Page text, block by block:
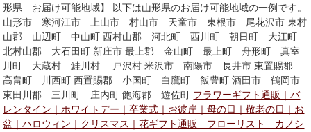
形県 お届け可能地域】 以下は山形県のお届け可能地域の一例です。
山形市 寒河江市 上山市 村山市 天童市 東根市 尾花沢市 東村
山郡 山辺町 中山町 西村山郡 河北町 西川町 朝日町 大江町
北村山郡 大石田町 新庄市 最上郡 金山町 最上町 舟形町 真室
川町 大蔵村 鮭川村 戸沢村 米沢市 南陽市 長井市 東置賜郡
高畠町 川西町 西置賜郡 小国町 白鷹町 飯豊町 酒田市 鶴岡市
東田川郡 三川町 庄内町 飽海郡 遊佐町 フラワーギフト通販｜バ
レンタイン｜ホワイトデー｜卒業式｜お彼岸｜母の日｜敬老の日｜お
盆｜ハロウィン｜クリスマス｜花ギフト通販 フローリスト カノシ